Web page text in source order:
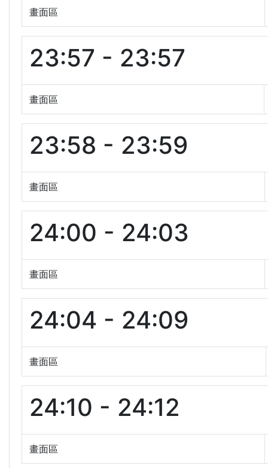
畫面區
23:57 - 23:57
畫面區
23:58 - 23:59
畫面區
24:00 - 24:03
畫面區
24:04 - 24:09
畫面區
24:10 - 24:12
畫面區